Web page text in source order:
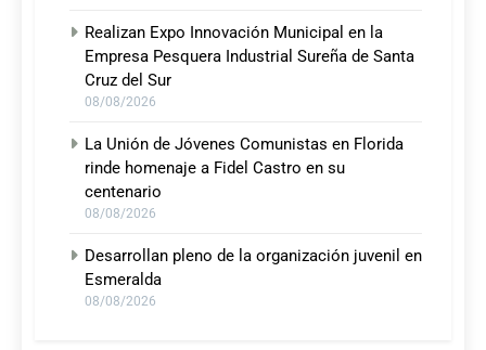
Realizan Expo Innovación Municipal en la
Empresa Pesquera Industrial Sureña de Santa
Cruz del Sur
08/08/2026
La Unión de Jóvenes Comunistas en Florida
rinde homenaje a Fidel Castro en su
centenario
08/08/2026
Desarrollan pleno de la organización juvenil en
Esmeralda
08/08/2026